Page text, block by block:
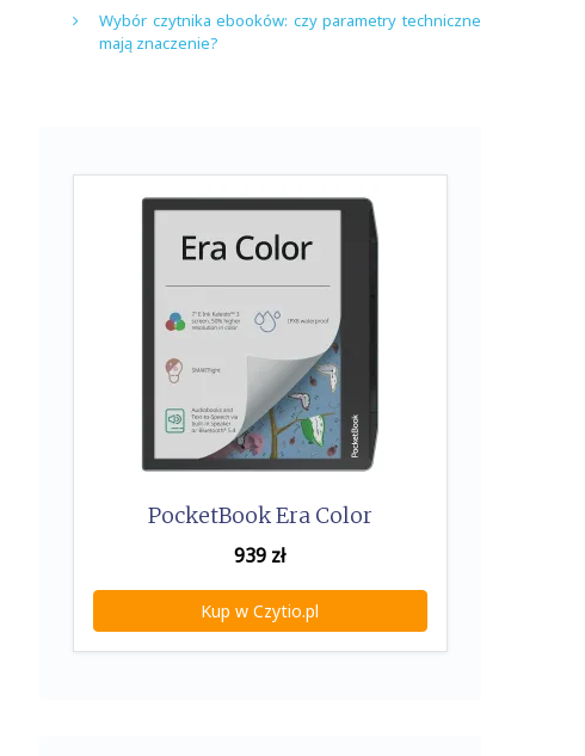
Wybór czytnika ebooków: czy parametry techniczne
mają znaczenie?
PocketBook Era Color
939 zł
Kup w Czytio.pl